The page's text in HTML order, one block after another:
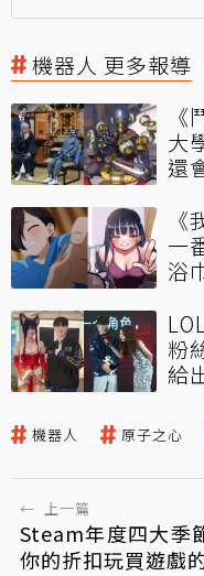
機器人 更多報導
大
還
一
浴
粉
給
機器人 原子之心
← 上一篇
Steam年度四大季
你的折扣玩買遊戲